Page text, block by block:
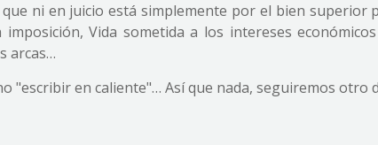
ni en juicio está simplemente por el bien superior
Vida sometida a los intereses
arcas…
"escribir en caliente"… Así que nada, seguiremos otro